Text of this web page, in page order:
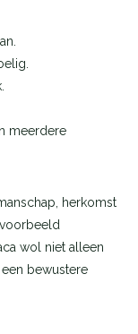
meerdere
herkomst
wol niet alleen
bewustere